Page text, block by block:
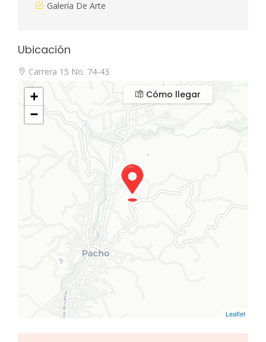
Galería De Arte
Ubicación
Carrera 15 No. 74-43
+
−
Leaflet
Cómo llegar